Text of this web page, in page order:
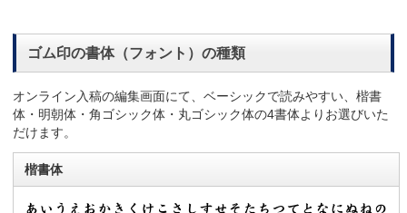
ゴム印の書体（フォント）の種類
オンライン入稿の編集画面にて、ベーシックで読みやすい、楷書
体・明朝体・角ゴシック体・丸ゴシック体の4書体よりお選びいた
だけます。
楷書体